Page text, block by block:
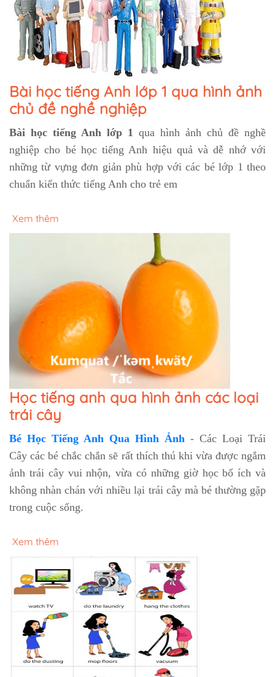
Bài học tiếng Anh lớp 1 qua hình ảnh
chủ đề nghề nghiệp
Bài học tiếng Anh lớp 1 qua hình ảnh chủ đề nghề
nghiệp cho bé học tiếng Anh hiệu quả và dễ nhớ với
những từ vựng đơn giản phù hợp với các bé lớp 1 theo
chuẩn kiến thức tiếng Anh cho trẻ em
Xem thêm
Học tiếng anh qua hình ảnh các loại
trái cây
Bé Học Tiếng Anh Qua Hình Ảnh - Các Loại Trái
Cây các bé chắc chắn sẽ rất thích thú khi vừa được ngắm
ảnh trái cây vui nhộn, vừa có những giờ học bổ ích và
không nhàn chán với nhiều lại trái cây mà bé thường gặp
trong cuộc sống.
Xem thêm